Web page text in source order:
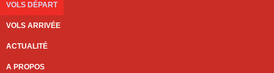
VOLS DÉPART
VOLS ARRIVÉE
ACTUALITÉ
A PROPOS